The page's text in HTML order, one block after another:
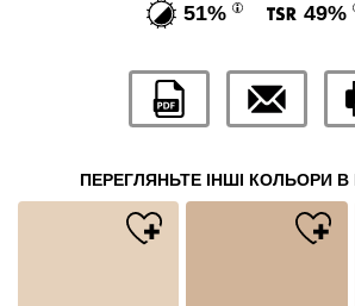
51% 49%
ПЕРЕГЛЯНЬТЕ ІНШІ КОЛЬОРИ В